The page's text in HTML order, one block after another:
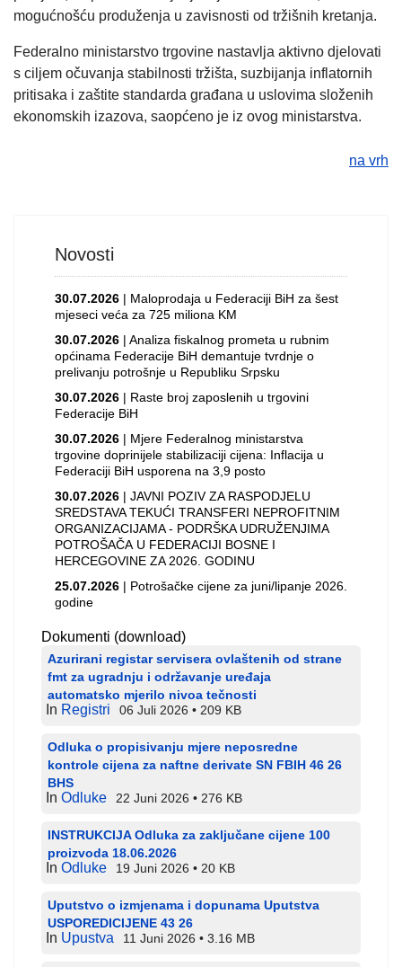
mogućnošću produženja u zavisnosti od tržišnih kretanja.
Federalno ministarstvo trgovine nastavlja aktivno djelovati
s ciljem očuvanja stabilnosti tržišta, suzbijanja inflatornih
pritisaka i zaštite standarda građana u uslovima složenih
ekonomskih izazova, saopćeno je iz ovog ministarstva.
na vrh
Novosti
30.07.2026 | Maloprodaja u Federaciji BiH za šest
mjeseci veća za 725 miliona KM
30.07.2026 | Analiza fiskalnog prometa u rubnim
općinama Federacije BiH demantuje tvrdnje o
prelivanju potrošnje u Republiku Srpsku
30.07.2026 | Raste broj zaposlenih u trgovini
Federacije BiH
30.07.2026 | Mjere Federalnog ministarstva
trgovine doprinijele stabilizaciji cijena: Inflacija u
Federaciji BiH usporena na 3,9 posto
30.07.2026 | JAVNI POZIV ZA RASPODJELU
SREDSTAVA TEKUĆI TRANSFERI NEPROFITNIM
ORGANIZACIJAMA - PODRŠKA UDRUŽENJIMA
POTROŠAČA U FEDERACIJI BOSNE I
HERCEGOVINE ZA 2026. GODINU
25.07.2026 | Potrošačke cijene za juni/lipanje 2026.
godine
Dokumenti (download)
Azurirani registar servisera ovlaštenih od strane
fmt za ugradnju i održavanje uređaja
automatsko mjerilo nivoa tečnosti
In Registri 06 Juli 2026 209 KB
Odluka o propisivanju mjere neposredne
kontrole cijena za naftne derivate SN FBIH 46 26
BHS
In Odluke 22 Juni 2026 276 KB
INSTRUKCIJA Odluka za zaključane cijene 100
proizvoda 18.06.2026
In Odluke 19 Juni 2026 20 KB
Uputstvo o izmjenama i dopunama Uputstva
USPOREDICIJENE 43 26
In Upustva 11 Juni 2026 3.16 MB